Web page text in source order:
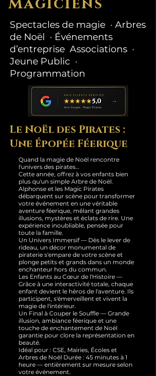
Magiciens
Spectacles de magie · Arbres
de Noël · Événements
d’entreprise Associations ·
Jeune Public ·
Programmation
Le Noël des Pirates :
Une Épopée Féerique
Quand la magie de Noël rencontre
l'univers des pirates…
Cette année, offrez à vos enfants bien
plus qu'un simple Arbre de Noël.
Alphonse et les Magic Pirates
débarquent sur scène pour transformer
votre événement en une véritable
aventure féerique, mêlant grandes
illusions, mystères et éclats de rire. Une
expérience inoubliable, pensée pour
toute la famille.
Un Univers Immersif — Dès le lever de
rideau, un décor monumental de
piraterie s'empare de votre scène et
plonge petits et grands dans un monde
enchanteur hors du commun.
Les Enfants au Cœur de l'Histoire —
Grâce à une interactivité totale, chaque
enfant devient le héros de l'aventure. Ils
participent, s'émerveillent et vivent la
magie de l'intérieur.
Un Final à Couper le Souffle — Grande
illusion, ambiance féerique et une
touche de enchantement de Noël
garantie pour clore la représentation en
beauté.
Idéal pour : CSE, Mairies, Écoles et
Arbres de Noël Durée : 45 minutes à 1
heure — entièrement sur mesure selon
votre événement.